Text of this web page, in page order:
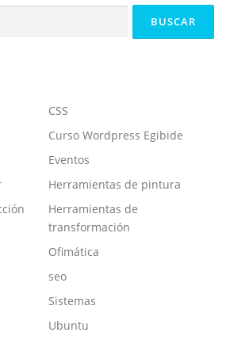
CSS
Curso Wordpress Egibide
Eventos
Herramientas de pintura
Herramientas de
transformación
Ofimática
seo
Sistemas
Ubuntu